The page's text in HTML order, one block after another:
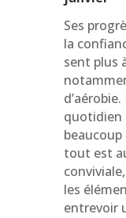
Ses
la
sent plus
quotidien
beaucoup
tout est
les
entrevoir